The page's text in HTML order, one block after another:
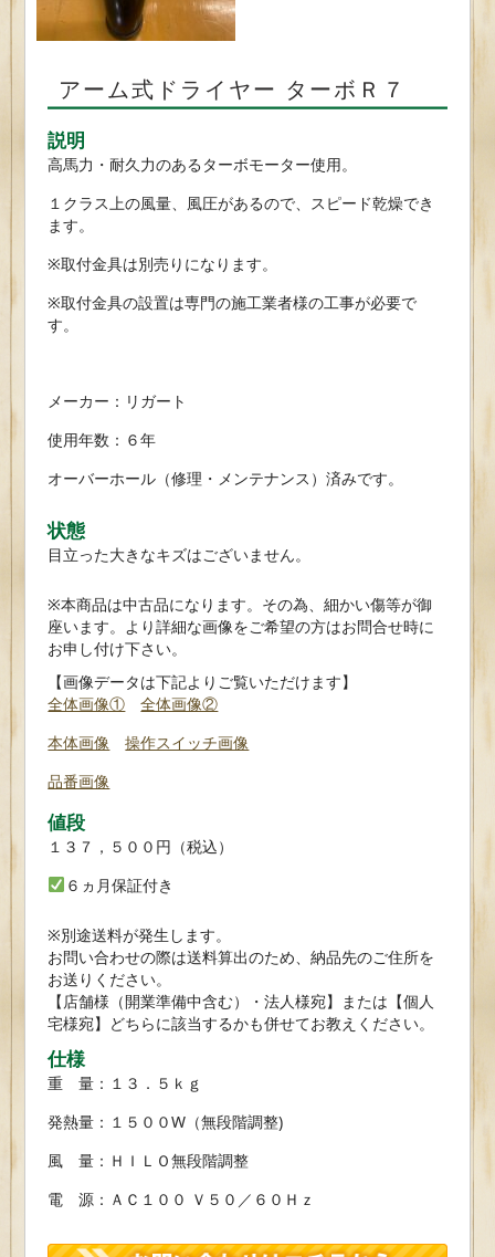
アーム式ドライヤー ターボＲ７
説明
高馬力・耐久力のあるターボモーター使用。
１クラス上の風量、風圧があるので、スピード乾燥でき
ます。
※取付金具は別売りになります。
※取付金具の設置は専門の施工業者様の工事が必要で
す。
メーカー：リガート
使用年数：６年
オーバーホール（修理・メンテナンス）済みです。
状態
目立った大きなキズはございません。
※本商品は中古品になります。その為、細かい傷等が御
座います。より詳細な画像をご希望の方はお問合せ時に
お申し付け下さい。
【画像データは下記よりご覧いただけます】
全体画像①
全体画像②
本体画像
操作スイッチ画像
品番画像
値段
１３７，５００円（税込）
６ヵ月保証付き
※別途送料が発生します。
お問い合わせの際は送料算出のため、納品先のご住所を
お送りください。
【店舗様（開業準備中含む）・法人様宛】または【個人
宅様宛】どちらに該当するかも併せてお教えください。
仕様
重 量：１３．５ｋｇ
発熱量：１５００W（無段階調整)
風 量：ＨＩＬＯ無段階調整
電 源：ＡＣ１００ Ｖ５０／６０Ｈｚ